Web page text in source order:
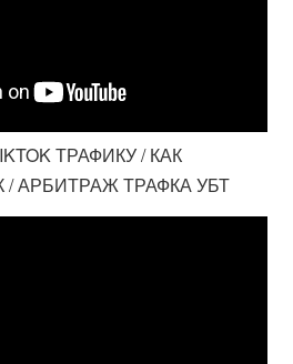
ТРАФИКУ / КАК
/ АРБИТРАЖ ТРАФКА УБТ